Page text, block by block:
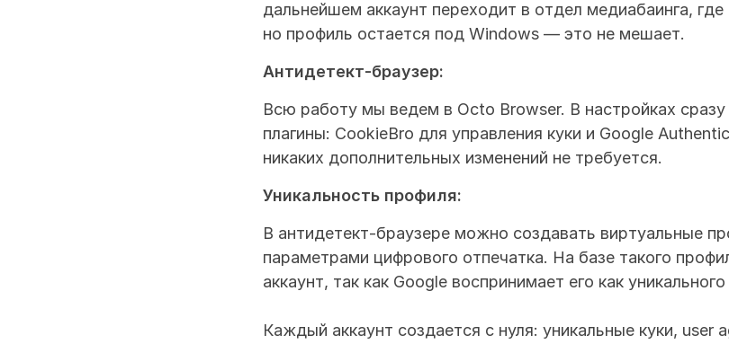
дальнейшем аккаунт переходит в отдел медиабаинга,
но профиль остается под Windows — это не мешает.
Антидетект-браузер:
Всю работу мы ведем в Octo Browser. В настройках
плагины: CookieBro для управления куки и Google
никаких дополнительных изменений не требуется.
Уникальность профиля:
В антидетект-браузере можно создавать виртуальные
параметрами цифрового отпечатка. На базе такого
аккаунт, так как Google воспринимает его как
Каждый аккаунт создается с нуля: уникальные куки, user